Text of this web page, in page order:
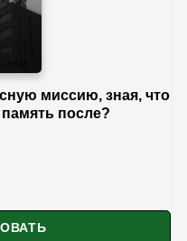
миссию, зная, что
память после?